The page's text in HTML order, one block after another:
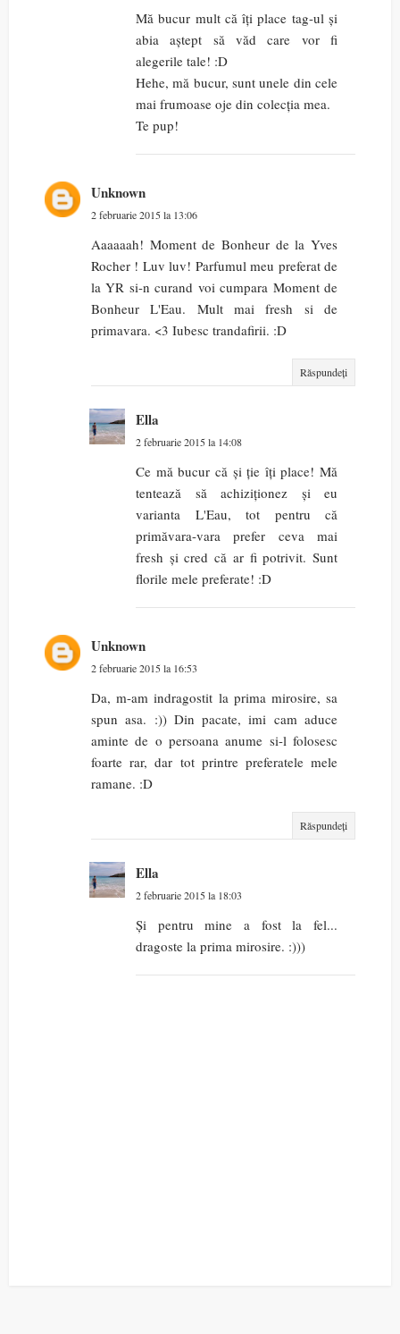
Mă bucur mult că îți place tag-ul și
abia aștept să văd care vor fi
alegerile tale! :D
Hehe, mă bucur, sunt unele din cele
mai frumoase oje din colecția mea.
Te pup!
Unknown
2 februarie 2015 la 13:06
Aaaaaah! Moment de Bonheur de la Yves
Rocher ! Luv luv! Parfumul meu preferat de
la YR si-n curand voi cumpara Moment de
Bonheur L'Eau. Mult mai fresh si de
primavara. <3 Iubesc trandafirii. :D
Răspundeți
Ella
2 februarie 2015 la 14:08
Ce mă bucur că și ție îți place! Mă
tentează să achiziționez și eu
varianta L'Eau, tot pentru că
primăvara-vara prefer ceva mai
fresh și cred că ar fi potrivit. Sunt
florile mele preferate! :D
Unknown
2 februarie 2015 la 16:53
Da, m-am indragostit la prima mirosire, sa
spun asa. :)) Din pacate, imi cam aduce
aminte de o persoana anume si-l folosesc
foarte rar, dar tot printre preferatele mele
ramane. :D
Răspundeți
Ella
2 februarie 2015 la 18:03
Și pentru mine a fost la fel...
dragoste la prima mirosire. :)))